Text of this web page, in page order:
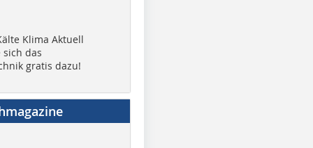
Klima Aktuell
sich das
gratis dazu!